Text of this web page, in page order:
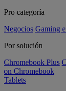
Pro categoría
Negocios Gaming
Por solución
Chromebook Plus
on Chromebook
Tablets